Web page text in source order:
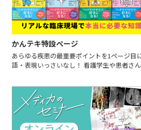
かんテキ特設ページ
あらゆる疾患の最重要ポイントを1ページ目
語・表現いっさいなし！ 看護学生や患者さ